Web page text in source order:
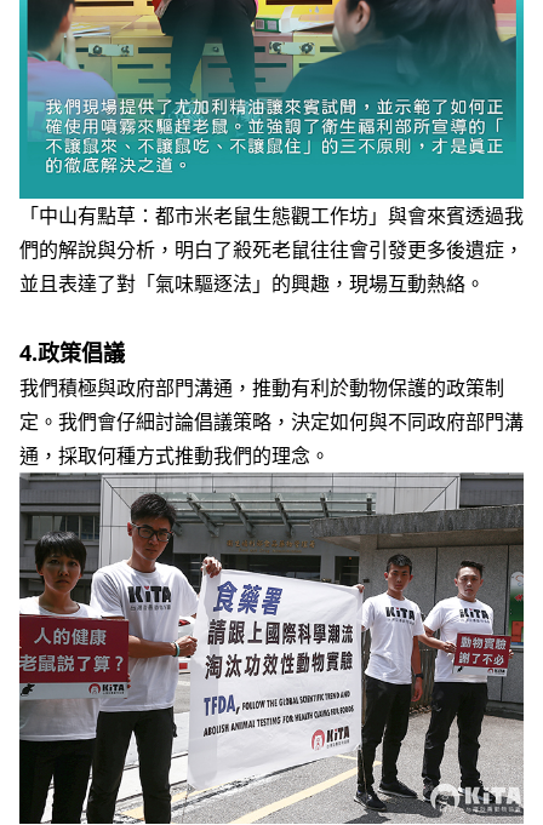
「中山有點草：都市米老鼠生態觀工作坊」與會來賓透過我
們的解說與分析，明白了殺死老鼠往往會引發更多後遺症，
並且表達了對「氣味驅逐法」的興趣，現場互動熱絡。
4.政策倡議
我們積極與政府部門溝通，推動有利於動物保護的政策制
定。我們會仔細討論倡議策略，決定如何與不同政府部門溝
通，採取何種方式推動我們的理念。